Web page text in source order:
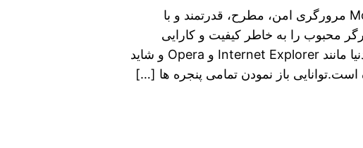
Mozilla Firefox محصولی از کمپانی Mozilla مرورگری امن، مطرح، قدرتمند و با
محبوب را به خاطر کیفیت و کارایی
بالایش هم ردیف سایر مرورگرهای مطرح دنیا مانند Internet Explorer و Opera و شاید
باز نمودن تمامی پنجره ها […]